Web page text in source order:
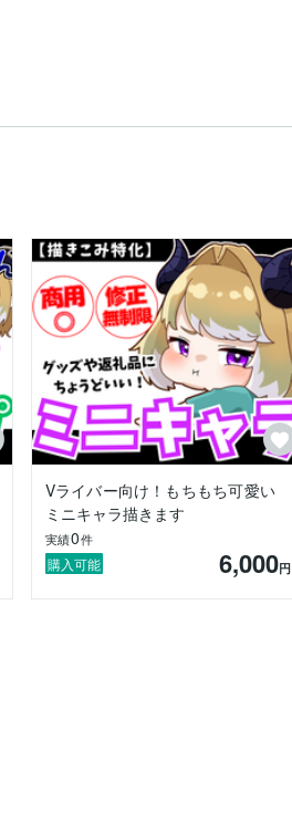
Vライバー向け！もちもち可愛い
ミニキャラ描きます
実績0件
購入可能 6,000円